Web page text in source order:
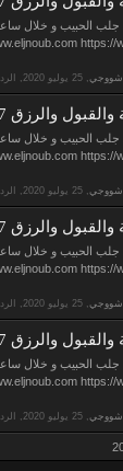
https://
شووجي, , الردود: 0,
والرزق 004917637777797
https://
شووجي, , الردود: 0,
والرزق 004917637777797
https://
شووجي, , الردود: 0,
والرزق 004917637777797
https://
شووجي, , الردود: 0,